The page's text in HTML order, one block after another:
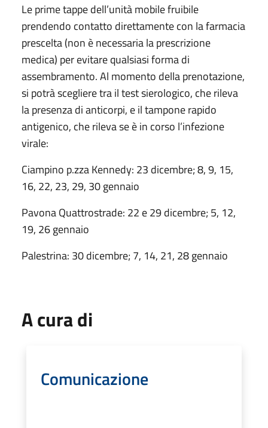
Le prime tappe dell’unità mobile fruibile
prendendo contatto direttamente con la farmacia
prescelta (non è necessaria la prescrizione
medica) per evitare qualsiasi forma di
assembramento. Al momento della prenotazione,
si potrà scegliere tra il test sierologico, che rileva
la presenza di anticorpi, e il tampone rapido
antigenico, che rileva se è in corso l’infezione
virale:
Ciampino p.zza Kennedy: 23 dicembre; 8, 9, 15,
16, 22, 23, 29, 30 gennaio
Pavona Quattrostrade: 22 e 29 dicembre; 5, 12,
19, 26 gennaio
Palestrina: 30 dicembre; 7, 14, 21, 28 gennaio
A cura di
Comunicazione